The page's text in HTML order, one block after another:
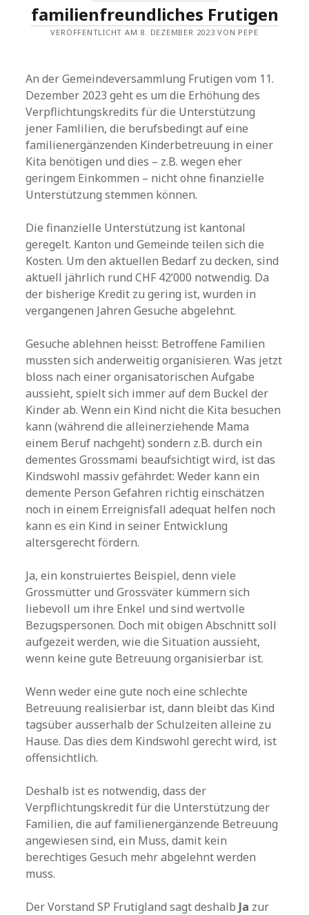
familienfreundliches Frutigen
VERÖFFENTLICHT AM 8. DEZEMBER 2023 VON PEPE
An der Gemeindeversammlung Frutigen vom 11.
Dezember 2023 geht es um die Erhöhung des
Verpflichtungskredits für die Unterstützung
jener Famlilien, die berufsbedingt auf eine
familienergänzenden Kinderbetreuung in einer
Kita benötigen und dies – z.B. wegen eher
geringem Einkommen – nicht ohne finanzielle
Unterstützung stemmen können.
Die finanzielle Unterstützung ist kantonal
geregelt. Kanton und Gemeinde teilen sich die
Kosten. Um den aktuellen Bedarf zu decken, sind
aktuell jährlich rund CHF 42’000 notwendig. Da
der bisherige Kredit zu gering ist, wurden in
vergangenen Jahren Gesuche abgelehnt.
Gesuche ablehnen heisst: Betroffene Familien
mussten sich anderweitig organisieren. Was jetzt
bloss nach einer organisatorischen Aufgabe
aussieht, spielt sich immer auf dem Buckel der
Kinder ab. Wenn ein Kind nicht die Kita besuchen
kann (während die alleinerziehende Mama
einem Beruf nachgeht) sondern z.B. durch ein
dementes Grossmami beaufsichtigt wird, ist das
Kindswohl massiv gefährdet: Weder kann ein
demente Person Gefahren richtig einschätzen
noch in einem Erreignisfall adequat helfen noch
kann es ein Kind in seiner Entwicklung
altersgerecht fördern.
Ja, ein konstruiertes Beispiel, denn viele
Grossmütter und Grossväter kümmern sich
liebevoll um ihre Enkel und sind wertvolle
Bezugspersonen. Doch mit obigen Abschnitt soll
aufgezeit werden, wie die Situation aussieht,
wenn keine gute Betreuung organisierbar ist.
Wenn weder eine gute noch eine schlechte
Betreuung realisierbar ist, dann bleibt das Kind
tagsüber ausserhalb der Schulzeiten alleine zu
Hause. Das dies dem Kindswohl gerecht wird, ist
offensichtlich.
Deshalb ist es notwendig, dass der
Verpflichtungskredit für die Unterstützung der
Familien, die auf familienergänzende Betreuung
angewiesen sind, ein Muss, damit kein
berechtiges Gesuch mehr abgelehnt werden
muss.
Der Vorstand SP Frutigland sagt deshalb Ja zur